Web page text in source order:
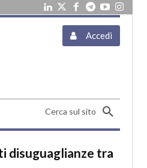
Accedi
Cerca sul sito
disuguaglianze tra